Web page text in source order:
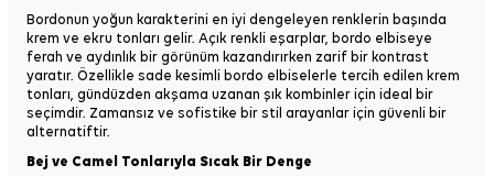
Bordonun yoğun karakterini en iyi dengeleyen renklerin başında
krem ve ekru tonları gelir. Açık renkli eşarplar, bordo elbiseye
ferah ve aydınlık bir görünüm kazandırırken zarif bir kontrast
yaratır. Özellikle sade kesimli bordo elbiselerle tercih edilen krem
tonları, gündüzden akşama uzanan şık kombinler için ideal bir
seçimdir. Zamansız ve sofistike bir stil arayanlar için güvenli bir
alternatiftir.
Bej ve Camel Tonlarıyla Sıcak Bir Denge